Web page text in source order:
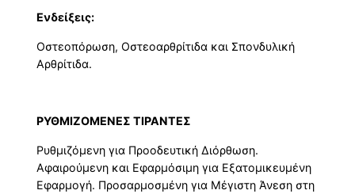
Ενδείξεις:
Οστεοπόρωση, Οστεοαρθρίτιδα και Σπονδυλική
Αρθρίτιδα.
ΡΥΘΜΙΖΟΜΕΝΕΣ ΤΙΡΑΝΤΕΣ
Ρυθμιζόμενη για Προοδευτική Διόρθωση.
Αφαιρούμενη και Εφαρμόσιμη για Εξατομικευμένη
Εφαρμογή. Προσαρμοσμένη για Μέγιστη Άνεση στη